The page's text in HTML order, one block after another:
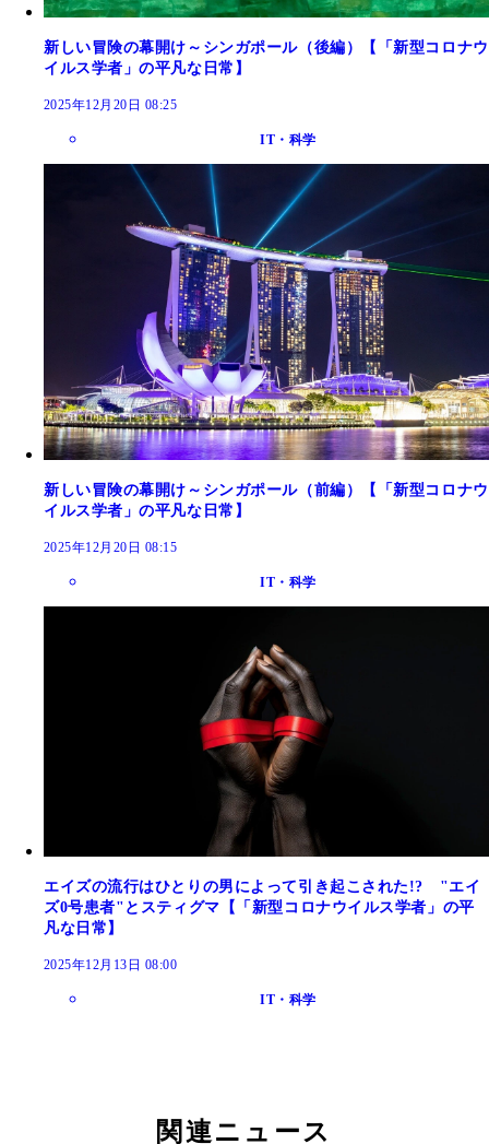
新しい冒険の幕開け～シンガポール（後編）【「新型コロナウ
イルス学者」の平凡な日常】
2025年12月20日 08:25
IT・科学
新しい冒険の幕開け～シンガポール（前編）【「新型コロナウ
イルス学者」の平凡な日常】
2025年12月20日 08:15
IT・科学
エイズの流行はひとりの男によって引き起こされた!? "エイ
ズ0号患者"とスティグマ【「新型コロナウイルス学者」の平
凡な日常】
2025年12月13日 08:00
IT・科学
関連ニュース